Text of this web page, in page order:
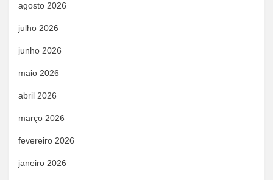
agosto 2026
julho 2026
junho 2026
maio 2026
abril 2026
março 2026
fevereiro 2026
janeiro 2026